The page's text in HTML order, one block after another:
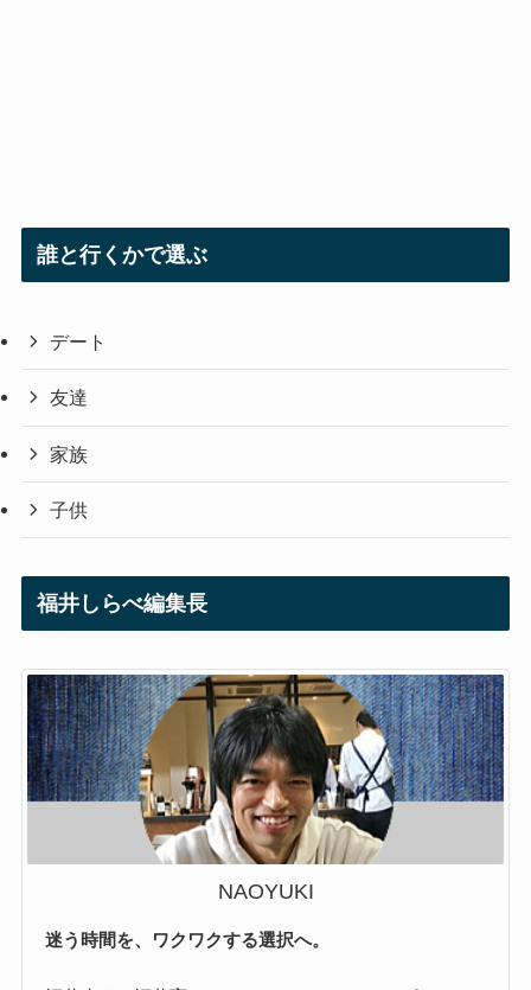
誰と行くかで選ぶ
デート
友達
家族
子供
福井しらべ編集長
NAOYUKI
迷う時間を、ワクワクする選択へ。